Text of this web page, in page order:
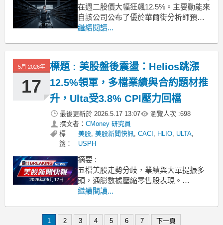
在週二股價大幅狂飆12.5%。主要動能來
自該公司公布了優於華爾街分析師預期
的2026年第一季財報，同時經營團隊也
重申買進評等，DraftKings(DKNG)股價
轉強知名奇幻體育與博弈
繼續閱讀...
5月 2026年
17
標題 : 美股盤後震盪：Helios跳漲
12.5%領軍，多檔業績與合約題材推
升，Ulta受3.8% CPI壓力回檔
最後更新於 2026.5.17 13:07 瀏覽人次 :698
撰文者： CMoney 研究員
標
籤：
美股,美股新聞快訊,CACI , HLIO, ULTA,
USPH
摘要 :
五檔美股走勢分歧，業績與大單提振多
頭，通膨數據壓縮零售股表現。
.badgeprice-container {
gap: 1rem !important;
flex-wrap:
繼續閱讀...
1 2 3 4 5 6 7 下一頁